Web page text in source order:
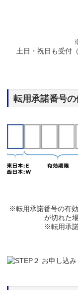
土日・祝日も受付
転用承諾番号の
※転用承諾番号の有
が切れた
※転用承